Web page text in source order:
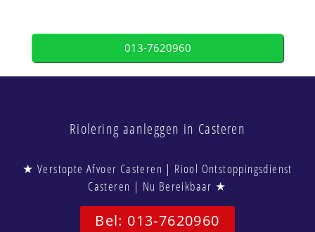
013-7620960
Riolering aanleggen in Casteren
★ Verstopte Afvoer Casteren | Riool Ontstoppingsdienst
Casteren | Nu Bereikbaar ★
Bel: 013-7620960